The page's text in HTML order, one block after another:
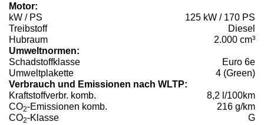
Motor:
kW / PS
125 kW / 170 PS
Treibstoff
Diesel
Hubraum
2.000 cm³
Umweltnormen:
Schadstoffklasse
Euro 6e
Umweltplakette
4 (Green)
Verbrauch und Emissionen nach WLTP:
Kraftstoffverbr. komb.
8,2 l/100km
CO2-Emissionen komb.
216 g/km
CO2-Klasse G